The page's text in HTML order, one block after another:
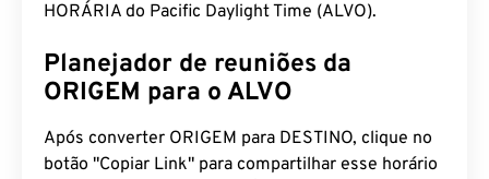
HORÁRIA do Pacific Daylight Time (ALVO).
Planejador de reuniões da
ORIGEM para o ALVO
Após converter ORIGEM para DESTINO, clique no
botão "Copiar Link" para compartilhar esse horário